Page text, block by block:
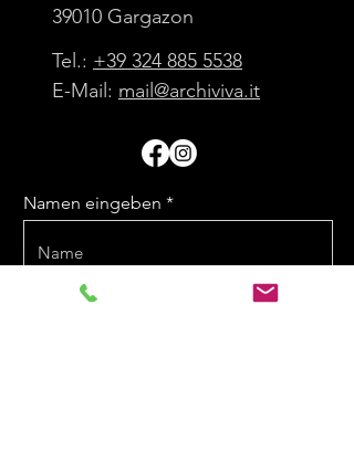
39010 Gargazon
Tel.: +39 324 885 5538
E-Mail: mail@archiviva.it
Namen eingeben
E-Mail eingeben